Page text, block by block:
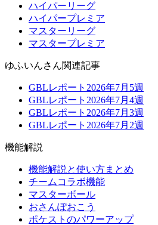
ハイパーリーグ
ハイパープレミア
マスターリーグ
マスタープレミア
ゆふいんさん関連記事
GBLレポート2026年7月5週
GBLレポート2026年7月4週
GBLレポート2026年7月3週
GBLレポート2026年7月2週
機能解説
機能解説と使い方まとめ
チームコラボ機能
マスターボール
おさんぽおこう
ポケストのパワーアップ